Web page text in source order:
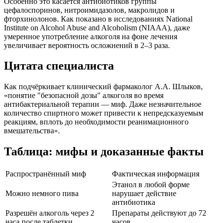
цефалоспоринов, нитроимидазолов, макролидов и
фторхинолонов. Как показано в исследованиях National
Institute on Alcohol Abuse and Alcoholism (NIAAA), даже
умеренное употребление алкоголя на фоне лечения
увеличивает вероятность осложнений в 2–3 раза.
Цитата специалиста
Как подчёркивает клинический фармаколог А.А. Шлыков,
«понятие "безопасной дозы" алкоголя во время
антибактериальной терапии — миф. Даже незначительное
количество спиртного может привести к непредсказуемым
реакциям, вплоть до необходимости реанимационного
вмешательства».
Таблица: мифы и доказанные факты
Распространённый миф Фактическая информация
Можно немного пива
Этанол в любой форме
нарушает действие
антибиотика
Разрешён алкоголь через 2
Препараты действуют до 72